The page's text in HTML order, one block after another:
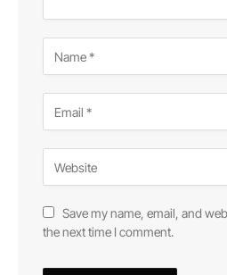
Save my name, email, and
the next time I comment.